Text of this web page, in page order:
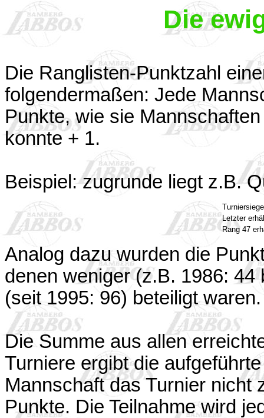
Die
Die Ranglisten-Punktzahl
folgendermaßen: Jede
Punkte, wie sie
konnte + 1.
Beispiel: zugrunde liegt z.B.
Letzter
Rang 47
Analog dazu wurden die
denen weniger (z.B. 1986: 44
(seit 1995: 96) beteiligt waren.
Die Summe aus allen
Turniere ergibt die
Mannschaft das Turnier nicht
Punkte. Die Teilnahme wird